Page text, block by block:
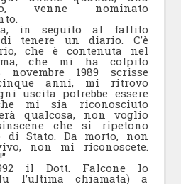
venne nominato
in seguito al fallito
tenere un diario. C’è
che è contenuta nel
che mi ha colpito
novembre 1989 scrisse
anni, mi ritrovo
uscita potrebbe essere
mi sia riconosciuto
qualcosa, non voglio
che si ripetono
di Stato. Da morto, non
non mi riconoscete.
il Dott. Falcone lo
l’ultima chiamata) a